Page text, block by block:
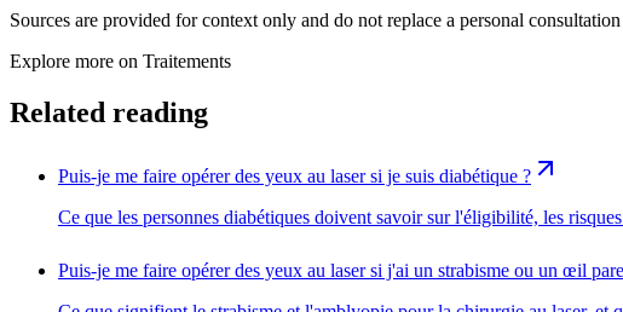
Sources are provided for context only and do not replace a personal
Explore more on Traitements
Related reading
Puis-je me faire opérer des yeux au laser si je suis diabétique ?
Ce que les personnes diabétiques doivent savoir sur l'éligibilité, les
Puis-je me faire opérer des yeux au laser si j'ai un strabisme ou un œil